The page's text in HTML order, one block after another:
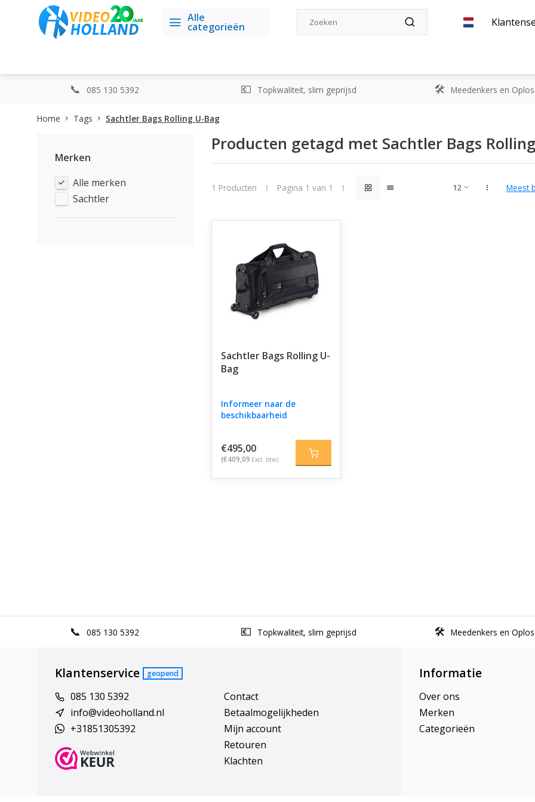
Alle
categorieën
085 130 5392 Topkwaliteit, slim geprijsd Meedenkers en
Home Tags Sachtler Bags Rolling U-Bag
Merken
Alle merken
Sachtler
Producten getagd met Sachtler Bags
1 Producten Pagina 1 van 1 Meest
Sachtler Bags Rolling U-
Bag
Informeer naar de
beschikbaarheid
€495,00
(€409,09 Excl. btw)
085 130 5392 Topkwaliteit, slim geprijsd Meedenkers en
Klantenservice geopend
085 130 5392
info@videoholland.nl
+31851305392
Contact
Betaalmogelijkheden
Mijn account
Retouren
Klachten
Informatie
Over ons
Merken
Categorieën